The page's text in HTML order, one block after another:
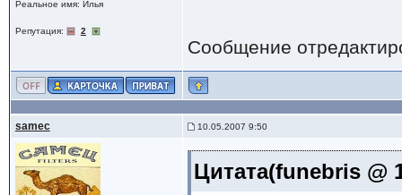
Реальное имя: Илья
Репутация: 2
Сообщение
samec 10.05.2007 9:50
Цитата(funebris @